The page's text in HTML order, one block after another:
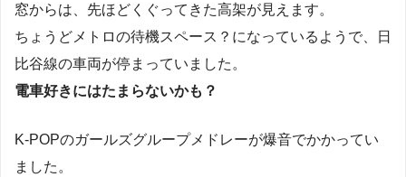
窓からは、先ほどくぐってきた高架が見えます。
ちょうどメトロの待機スペース？になっているようで、日
比谷線の車両が停まっていました。
電車好きにはたまらないかも？
K-POPのガールズグループメドレーが爆音でかかってい
ました。